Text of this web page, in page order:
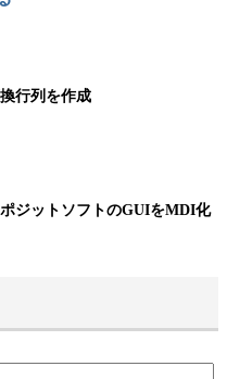
行列を作成
ジットソフトのGUIをMDI化